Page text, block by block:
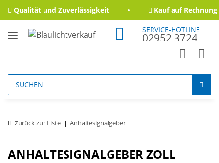
Qualität und Zuverlässigkeit Kauf auf Rechnung
SERVICE-HOTLINE
02952 3724
Zurück zur Liste Anhaltesignalgeber
ANHALTESIGNALGEBER ZOLL